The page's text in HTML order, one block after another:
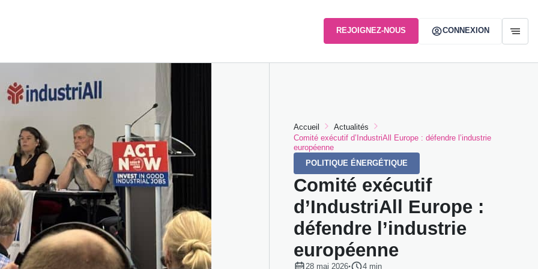
REJOIGNEZ-NOUS CONNEXION
Accueil
Actualités
Comité exécutif d’IndustriAll Europe : défendre l’industrie
européenne
POLITIQUE ÉNERGÉTIQUE
Comité exécutif
d’IndustriAll Europe :
défendre l’industrie
européenne
28 mai 2026· Temps de lecture :
4 min